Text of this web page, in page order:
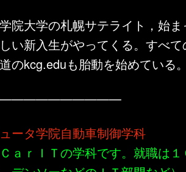
院大学の札幌サテライト，始
い新入生がやってくる。すべ
のkcg.eduも胎動を始めている
ータ学院自動車制御学科
ａｒＩＴの学科です。就職は